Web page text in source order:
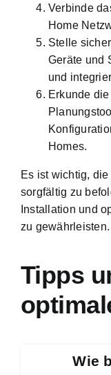
Verbinde
Home
Stelle
Geräte und
und
Erkunde
Homes.
Es ist wichtig,
sorgfältig zu
Installation und
zu gewährleisten.
Tipps
Wie